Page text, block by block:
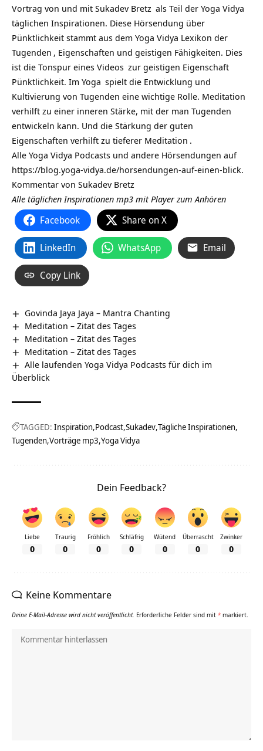
Vortrag von und mit Sukadev Bretz als Teil der Yoga Vidya
täglichen Inspirationen. Diese Hörsendung über
Pünktlichkeit stammt aus dem Yoga Vidya Lexikon der
Tugenden , Eigenschaften und geistigen Fähigkeiten. Dies
ist die Tonspur eines Videos zur geistigen Eigenschaft
Pünktlichkeit. Im Yoga spielt die Entwicklung und
Kultivierung von Tugenden eine wichtige Rolle. Meditation
verhilft zu einer inneren Stärke, mit der man Tugenden
entwickeln kann. Und die Stärkung der guten
Eigenschaften verhilft zu tieferer Meditation .
Alle Yoga Vidya Podcasts und andere Hörsendungen auf
https://blog.yoga-vidya.de/horsendungen-auf-einen-blick.
Kommentar von Sukadev Bretz
Alle täglichen Inspirationen mp3 mit Player zum Anhören
Facebook Share on X
LinkedIn WhatsApp Email
Copy Link
Govinda Jaya Jaya – Mantra Chanting
Meditation – Zitat des Tages
Meditation – Zitat des Tages
Meditation – Zitat des Tages
Alle laufenden Yoga Vidya Podcasts für dich im
Überblick
TAGGED: Inspiration Podcast Sukadev Tägliche Inspirationen
Tugenden Vorträge mp3 Yoga Vidya
Dein Feedback?
Liebe
0
Traurig
0
Fröhlich
0
Schläfrig
0
Wütend
0
Überrascht
0
Zwinker
0
Keine Kommentare
Deine E-Mail-Adresse wird nicht veröffentlicht. Erforderliche Felder sind mit * markiert.